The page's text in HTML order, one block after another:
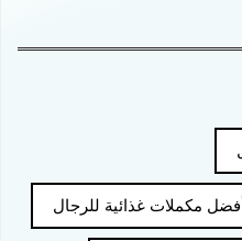
مكملات غذائية للرجال